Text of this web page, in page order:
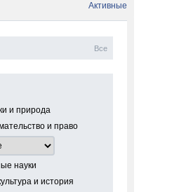
Активные
Все
и природа
и право
науки
и история